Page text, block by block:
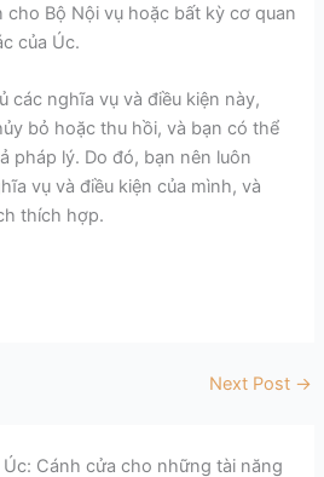
Bộ Nội vụ hoặc bất kỳ cơ quan
của Úc.
các nghĩa vụ và điều kiện này,
bỏ hoặc thu hồi, và bạn có thể
pháp lý. Do đó, bạn nên luôn
vụ và điều kiện của mình, và
thích hợp.
Next Post →
Cánh cửa cho những tài năng